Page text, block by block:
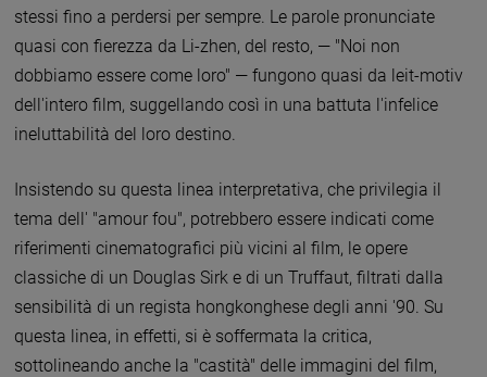
stessi fino a perdersi per sempre. Le parole pronunciate
quasi con fierezza da Li-zhen, del resto, — "Noi non
dobbiamo essere come loro" — fungono quasi da leit-motiv
dell'intero film, suggellando così in una battuta l'infelice
ineluttabilità del loro destino.
Insistendo su questa linea interpretativa, che privilegia il
tema dell' "amour fou", potrebbero essere indicati come
riferimenti cinematografici più vicini al film, le opere
classiche di un Douglas Sirk e di un Truffaut, filtrati dalla
sensibilità di un regista hongkonghese degli anni '90. Su
questa linea, in effetti, si è soffermata la critica,
sottolineando anche la "castità" delle immagini del film,